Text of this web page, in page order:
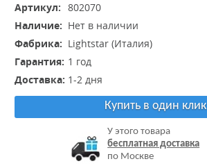
Артикул: 802070
Наличие: Нет в наличии
Фабрика: Lightstar (Италия)
Гарантия: 1 год
Доставка: 1-2 дня
Купить в один клик
У этого товара
бесплатная доставка
по Москве